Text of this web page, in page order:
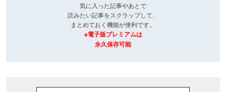
気に入った記事やあとで
読みたい記事をスクラップして、
まとめておく機能が便利です。
※電子版プレミアムは
永久保存可能